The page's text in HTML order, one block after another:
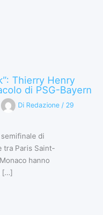
Thierry Henry
di PSG-Bayern
Di Redazione / 29
di
tra Paris Saint-
hanno
[…]